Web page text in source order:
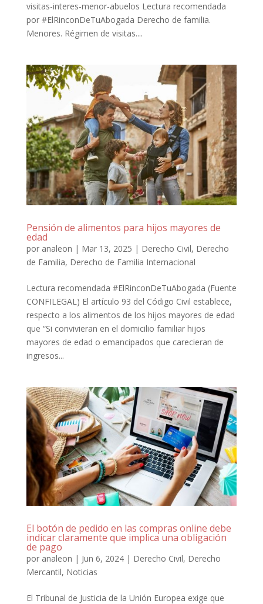
visitas-interes-menor-abuelos Lectura recomendada
por #ElRinconDeTuAbogada Derecho de familia.
Menores. Régimen de visitas....
Pensión de alimentos para hijos mayores de
edad
por analeon | Mar 13, 2025 | Derecho Civil, Derecho
de Familia, Derecho de Familia Internacional
Lectura recomendada #ElRinconDeTuAbogada (Fuente
CONFILEGAL) El artículo 93 del Código Civil establece,
respecto a los alimentos de los hijos mayores de edad
que “Si convivieran en el domicilio familiar hijos
mayores de edad o emancipados que carecieran de
ingresos...
El botón de pedido en las compras online debe
indicar claramente que implica una obligación
de pago
por analeon | Jun 6, 2024| Derecho Civil, Derecho
Mercantil, Noticias
El Tribunal de Justicia de la Unión Europea exige que